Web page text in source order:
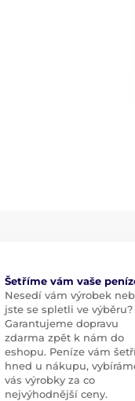
Šetříme vám vaše
Nesedí vám výrobek
jste se spletli ve výběru?
Garantujeme dopravu
zdarma zpět k nám do
eshopu. Peníze vám
hned u nákupu,
vás výrobky za co
nejvýhodnější ceny.